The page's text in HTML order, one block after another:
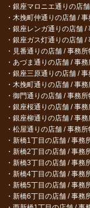
銀座マロニエ通りの店
木挽町仲通りの店舗 /
銀座レンガ通りの店舗 /
銀座ガス灯通りの店舗 /
見番通りの店舗 / 事務所
あづま通りの店舗 / 事
銀座三原通りの店舗 /
木挽町通りの店舗 / 事
御門通りの店舗 / 事務所
銀座桜通りの店舗 / 事務
銀座柳通りの店舗 / 事務
松屋通りの店舗 / 事務所
新橋1丁目の店舗 / 事務
新橋2丁目の店舗 / 事務
新橋3丁目の店舗 / 事務
新橋4丁目の店舗 / 事務
新橋5丁目の店舗 / 事務
新橋6丁目の店舗 / 事務